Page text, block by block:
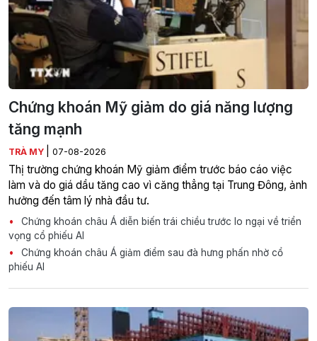
Chứng khoán Mỹ giảm do giá năng lượng
tăng mạnh
TRÀ MY 07-08-2026
Thị trường chứng khoán Mỹ giảm điểm trước báo cáo việc
làm và do giá dầu tăng cao vì căng thẳng tại Trung Đông, ảnh
hưởng đến tâm lý nhà đầu tư.
Chứng khoán châu Á diễn biến trái chiều trước lo ngại về triển
vọng cổ phiếu AI
Chứng khoán châu Á giảm điểm sau đà hưng phấn nhờ cổ
phiếu AI